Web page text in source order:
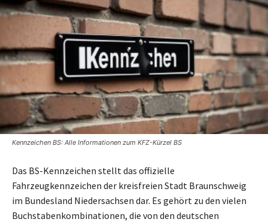
Kennzeichen BS: Alle Informationen zum KFZ-Kürzel BS
Das BS-Kennzeichen stellt das offizielle
Fahrzeugkennzeichen der kreisfreien Stadt Braunschweig
im Bundesland Niedersachsen dar. Es gehört zu den vielen
Buchstabenkombinationen, die von den deutschen